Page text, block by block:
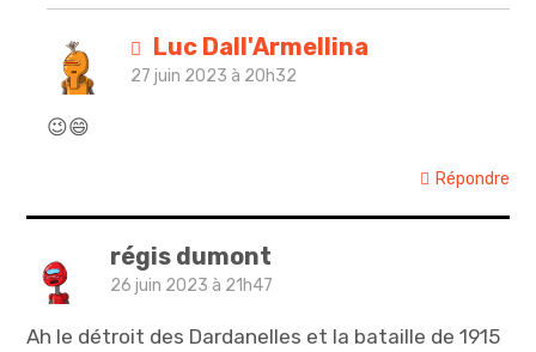
Luc Dall'Armellina
27 juin 2023 à 20h32
😉😄
Répondre
régis dumont
26 juin 2023 à 21h47
Ah le détroit des Dardanelles et la bataille de 1915